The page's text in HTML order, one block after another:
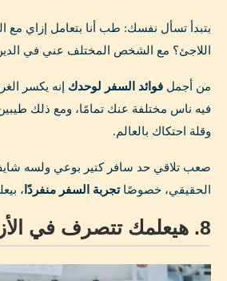
بتبدأ تسأل نفسك: طب أنا بتعامل إزاي مع
اللاجئ؟ مع الشخص المختلف عني في الدين
من أجمل فوائد السفر لوحدك إنه يكسر
فيه ناس مختلفة عنك تمامًا، ومع ذلك
وقلة احتكاك بالعالم.
صعب تلاقي حد سافر كتير بوعي ولسه
الحقيقي، خصوصًاتجربة السفر منفردًا ،
8. هيعلمك تتصرف في الأزمات المفاجئة